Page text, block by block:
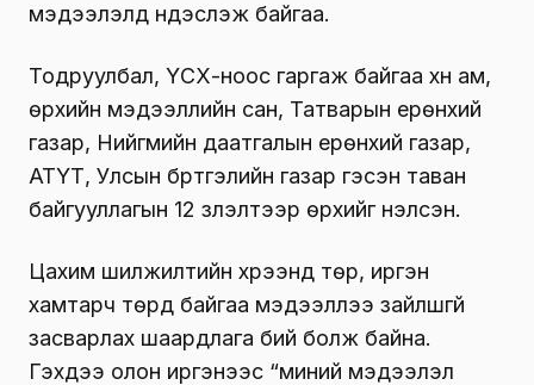
мэдээлэлд үндэслэж байгаа.
Тодруулбал, ҮСХ-ноос гаргаж байгаа хүн ам,
өрхийн мэдээллийн сан, Татварын ерөнхий
газар, Нийгмийн даатгалын ерөнхий газар,
АТҮТ, Улсын бүртгэлийн газар гэсэн таван
байгууллагын 12 үзүүлэлтээр өрхийг үнэлсэн.
Цахим шилжилтийн хүрээнд төр, иргэн
хамтарч төрд байгаа мэдээллээ зайлшгүй
засварлах шаардлага бий болж байна.
Гэхдээ олон иргэнээс “миний мэдээлэл